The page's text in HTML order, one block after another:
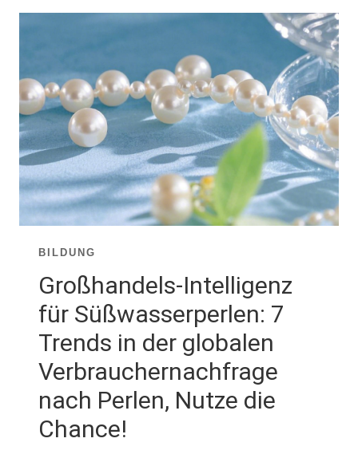
IDENTIFIZIERUNG
GROSSHANDELSPERLEN F
ÜR S
CHMUCKHERSTELLUNG: 6
IMENSIONEN
BILDUNG
Großhandels-Intelligenz
für Süßwasserperlen: 7
Trends in der globalen
Verbrauchernachfrage
nach Perlen, Nutze die
Chance!